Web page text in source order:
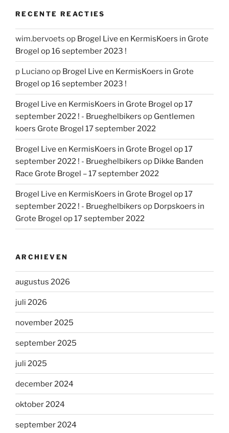
RECENTE REACTIES
wim.bervoets op Brogel Live en KermisKoers in Grote
Brogel op 16 september 2023 !
p Lucianoop Brogel Live en KermisKoers in Grote
Brogel op 16 september 2023 !
Brogel Live en KermisKoers in Grote Brogel op 17
september 2022 ! - Brueghelbikers op Gentlemen
koers Grote Brogel 17 september 2022
Brogel Live en KermisKoers in Grote Brogel op 17
september 2022 ! - Brueghelbikers op Dikke Banden
Race Grote Brogel – 17 september 2022
Brogel Live en KermisKoers in Grote Brogel op 17
september 2022 ! - Brueghelbikers op Dorpskoers in
Grote Brogel op 17 september 2022
ARCHIEVEN
augustus 2026
juli 2026
november 2025
september 2025
juli 2025
december 2024
oktober 2024
september 2024